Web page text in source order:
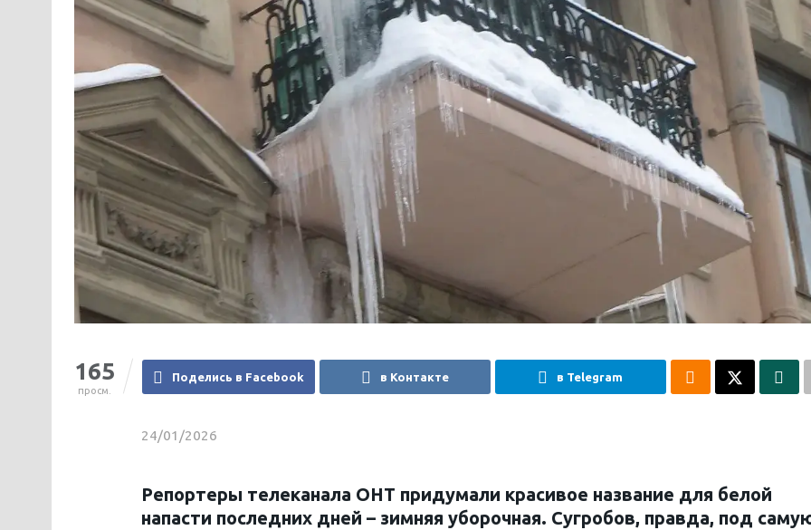
165
просм.
Поделись в Facebook в Контакте в Telegram
24/01/2026
Репортеры телеканала ОНТ придумали красивое название для белой
напасти последних дней – зимняя уборочная. Сугробов, правда, под